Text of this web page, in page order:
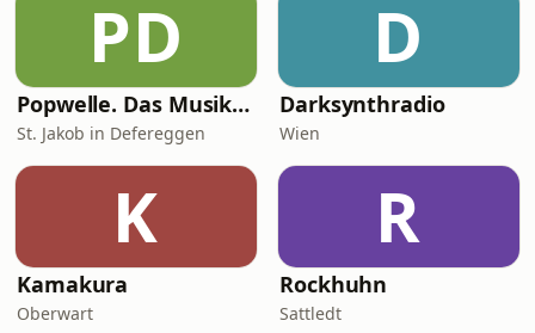
PD
Popwelle. Das Musikradio
St. Jakob in Defereggen
D
Darksynthradio
Wien
K
Kamakura
Oberwart
R
Rockhuhn
Sattledt